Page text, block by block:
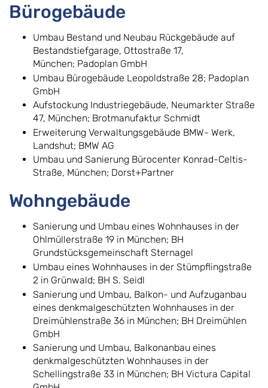
Bürogebäude
Umbau Bestand und Neubau Rückgebäude auf
Bestandstiefgarage, Ottostraße 17,
München; Padoplan GmbH
Umbau Bürogebäude Leopoldstraße 28; Padoplan
GmbH
Aufstockung Industriegebäude, Neumarkter Straße
47, München; Brotmanufaktur Schmidt
Erweiterung Verwaltungsgebäude BMW- Werk,
Landshut; BMW AG
Umbau und Sanierung Bürocenter Konrad-Celtis-
Straße, München; Dorst+Partner
Wohngebäude
Sanierung und Umbau eines Wohnhauses in der
Ohlmüllerstraße 19 in München; BH
Grundstücksgemeinschaft Sternagel
Umbau eines Wohnhauses in der Stümpflingstraße
2 in Grünwald; BH S. Seidl
Sanierung und Umbau, Balkon- und Aufzuganbau
eines denkmalgeschützten Wohnhauses in der
Dreimühlenstraße 36 in München; BH Dreimühlen
GmbH
Sanierung und Umbau, Balkonanbau eines
denkmalgeschützten Wohnhauses in der
Schellingstraße 33 in München; BH Victura Capital